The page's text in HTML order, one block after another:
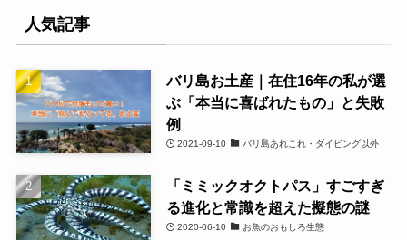
人気記事
バリ島お土産｜在住16年の私が選
ぶ「本当に喜ばれたもの」と失敗
例
2021-09-10 バリ島あれこれ・ダイビング以外
「ミミックオクトパス」すごすぎ
る進化と常識を超えた擬態の謎
2020-06-10 お魚のおもしろ生態